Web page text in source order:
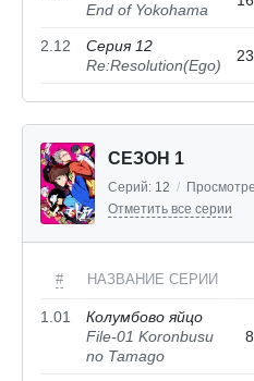
End of Yokohama
2.12
Серия 12
Re:Resolution(Ego)
СЕЗОН 1
Серий: 12 /
Отметить все серии
# НАЗВАНИЕ СЕРИИ
1.01
Колумбово яйцо
File-01 Koronbusu
no Tamago